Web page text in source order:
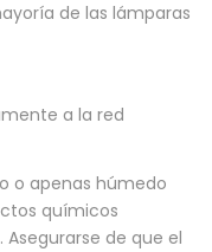
de las lámparas
a la red
o apenas húmedo
químicos
de que el